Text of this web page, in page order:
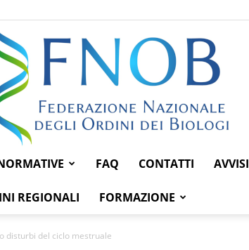
Federazione
FAQ CONTATTI AVVISI
REGIONALI FORMAZIONE
disturbi del ciclo mestruale